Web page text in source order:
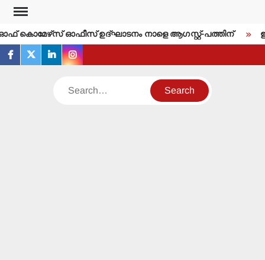
Skip
content
ഓഫ് കൊമേഴ്‌സ് ഓഫീസ് ഉദ്ഘാടനം നാളെ ആഗസ്റ്റ്-പത്തിന്
facebook
twitterlinkedininstagram
Search